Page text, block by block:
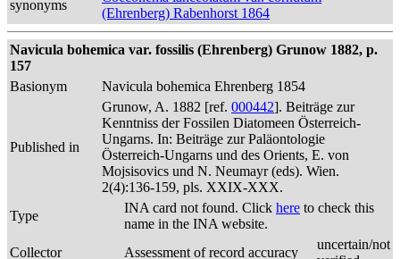
synonyms
(Ehrenberg) Rabenhorst 1864
Navicula bohemica var. fossilis (Ehrenberg) Grunow 1882, p.
157
Basionym
Navicula bohemica Ehrenberg 1854
Published in
Grunow, A. 1882 [ref. 000442]. Beiträge zur
Kenntniss der Fossilen Diatomeen Österreich-
Ungarns. In: Beiträge zur Paläontologie
Österreich-Ungarns und des Orients, E. von
Mojsisovics und N. Neumayr (eds). Wien.
2(4):136-159, pls. XXIX-XXX.
Type
INA card not found. Click here to check this
name in the INA website.
Collector
Assessment of record accuracy
uncertain/not